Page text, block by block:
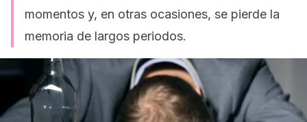
momentos y, en otras ocasiones, se pierde la
memoria de largos periodos.